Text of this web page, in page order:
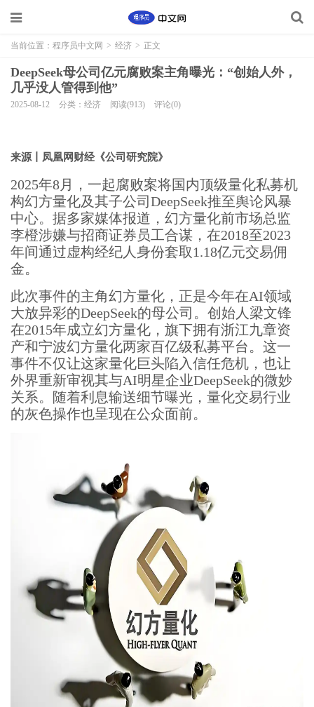
当前位置： 程序员中文网 > 经济 > 正文
DeepSeek母公司亿元腐败案主角曝光：“创始人外，
几乎没人管得到他”
2025-08-12 分类：经济 阅读(913) 评论(0)
来源丨凤凰网财经《公司研究院》
2025年8月，一起腐败案将国内顶级量化私募机
构幻方量化及其子公司DeepSeek推至舆论风暴
中心。据多家媒体报道，幻方量化前市场总监
李橙涉嫌与招商证券员工合谋，在2018至2023
年间通过虚构经纪人身份套取1.18亿元交易佣
金。
此次事件的主角幻方量化，正是今年在AI领域
大放异彩的DeepSeek的母公司。创始人梁文锋
在2015年成立幻方量化，旗下拥有浙江九章资
产和宁波幻方量化两家百亿级私募平台。这一
事件不仅让这家量化巨头陷入信任危机，也让
外界重新审视其与AI明星企业DeepSeek的微妙
关系。随着利息输送细节曝光，量化交易行业
的灰色操作也呈现在公众面前。